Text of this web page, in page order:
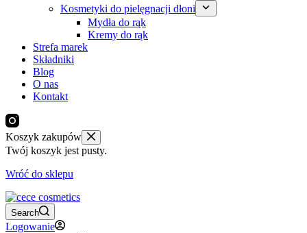
Kosmetyki do pielęgnacji dłoni
Mydła do rąk
Kremy do rąk
Strefa marek
Składniki
Blog
O nas
Kontakt
Koszyk zakupów
Twój koszyk jest pusty.
Wróć do sklepu
Search
Logowanie